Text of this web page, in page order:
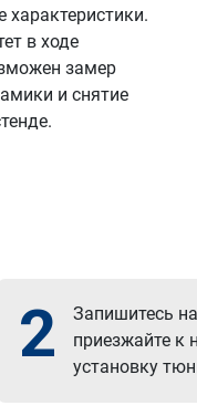
характеристики.
в ходе
замер
и снятие
2
Запишитесь
приезжайте к
установку